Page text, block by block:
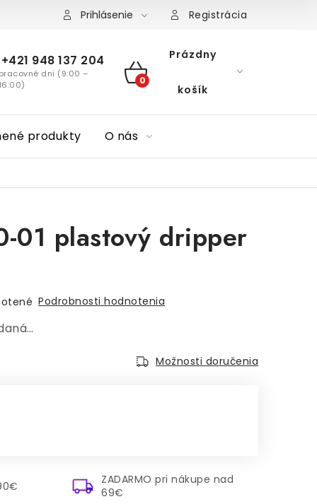
Prihlásenie Registrácia
948 137 204
dni (9:00 –
NÁKUPNÝ
Prázdny
košík
produkty O nás
01 plastový dripper
Podrobnosti hodnotenia
Možnosti doručenia
ZADARMO pri nákupe nad
69€